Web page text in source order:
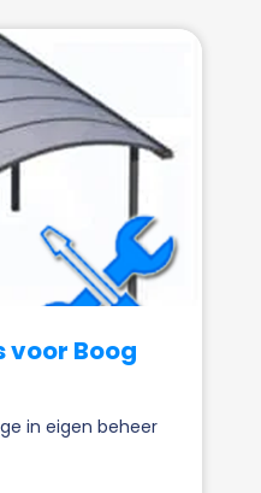
voor Boog
in eigen beheer